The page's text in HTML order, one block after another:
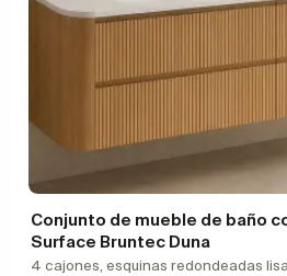
Conjunto de mueble de baño
Surface Bruntec Duna
4 cajones, esquinas redondeadas